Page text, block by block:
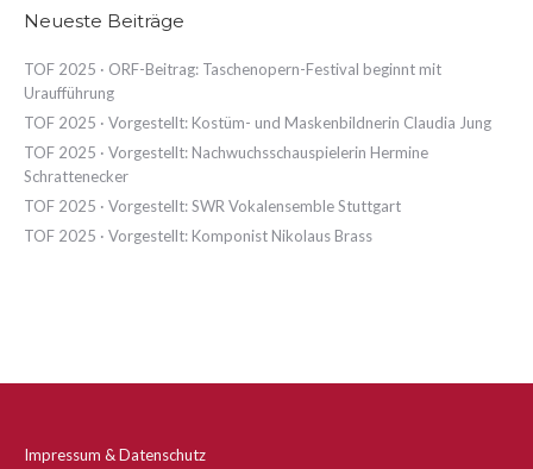
Neueste Beiträge
TOF 2025 · ORF-Beitrag: Taschenopern-Festival beginnt mit
Uraufführung
TOF 2025 · Vorgestellt: Kostüm- und Maskenbildnerin Claudia Jung
TOF 2025 · Vorgestellt: Nachwuchsschauspielerin Hermine
Schrattenecker
TOF 2025 · Vorgestellt: SWR Vokalensemble Stuttgart
TOF 2025 · Vorgestellt: Komponist Nikolaus Brass
Impressum & Datenschutz